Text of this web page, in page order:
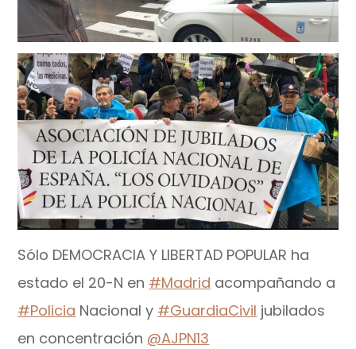
Sólo DEMOCRACIA Y LIBERTAD POPULAR ha
estado el 20-N en #Madrid acompañando a
#Policia Nacional y #GuardiaCivil jubilados
en concentración @AJPN13